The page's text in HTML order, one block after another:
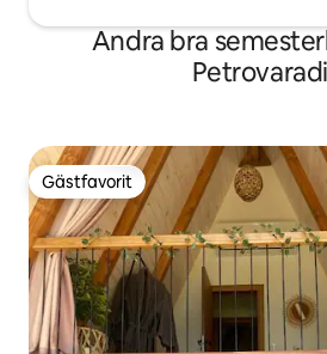
Andra bra
Gästfavorit
Gästfavorit